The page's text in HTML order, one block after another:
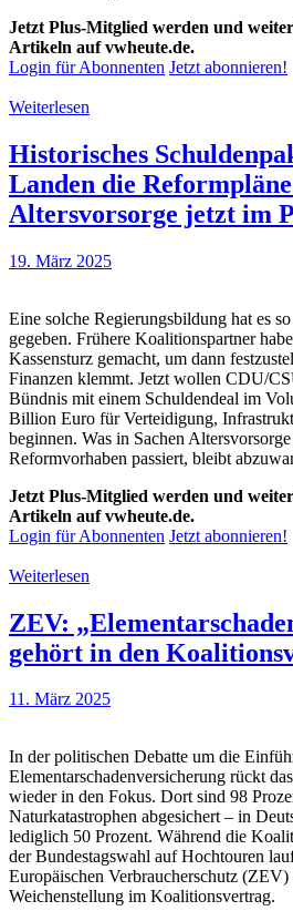
Jetzt Plus-Mitglied werden und
Artikeln auf vwheute.de.
Login für Abonnenten Jetzt abonnieren!
Weiterlesen
Historisches
Landen die
Altersvorsorge jetzt im
19. März 2025
Eine solche Regierungsbildung hat es
gegeben. Frühere Koalitionspartner
Kassensturz gemacht, um dann
Finanzen klemmt. Jetzt wollen CDU/
Bündnis mit einem Schuldendeal im
Billion Euro für Verteidigung,
beginnen. Was in Sachen
Reformvorhaben passiert, bleibt
Jetzt Plus-Mitglied werden und
Artikeln auf vwheute.de.
Login für Abonnenten Jetzt abonnieren!
Weiterlesen
ZEV:
gehört in den
11. März 2025
In der politischen Debatte um die
Elementarschadenversicherung rückt
wieder in den Fokus. Dort sind 98
Naturkatastrophen abgesichert – in
lediglich 50 Prozent. Während die
der Bundestagswahl auf Hochtouren
Europäischen Verbraucherschutz (ZEV)
Weichenstellung im Koalitionsvertrag.